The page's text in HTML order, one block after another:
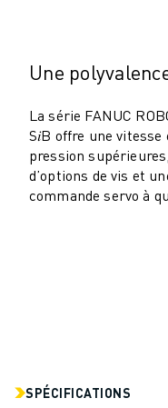
SOUDAGE PAR POINTS
INSPECTION DE LA VISION
DÉCOUPAGE PAR FIL EDM
TÉMOIGNAGES
SERVICE CLIENTÈLE
SERVICE CLIENTÈLE
CENTRE DE
Une
La série FANUC
S𝑖B offre une vitesse
pression
d’options de vis et
commande servo à
SPÉCIFICATIONS